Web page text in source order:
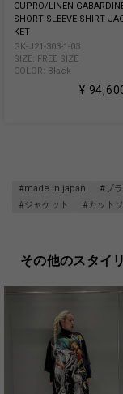
CUPRO/LINEN
SHORT SLEEVE SHIRT
KET
GK-J21-303-1-03
SIZE: FREE SIZE
COLOR: Black
¥
#made in japan #ブ
#ジャケット
#カット
その他のスタイ